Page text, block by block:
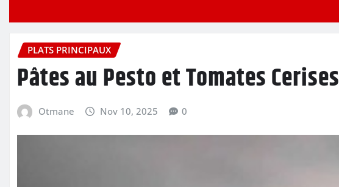
PLATS PRINCIPAUX
Pâtes au Pesto et Tomates Cerises
Otmane Nov 10, 2025 0